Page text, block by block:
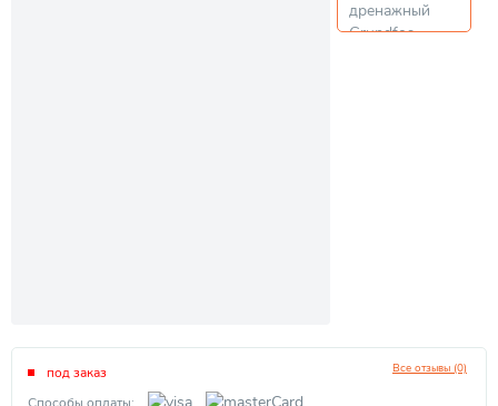
Все отзывы (0)
под заказ
Способы оплаты: